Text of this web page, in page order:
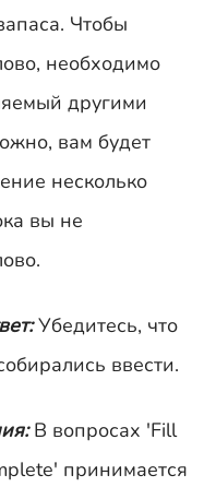
Чтобы
необходимо
другими
вам будет
несколько
вы не
Убедитесь, что
ввести.
В вопросах 'Fill
принимается